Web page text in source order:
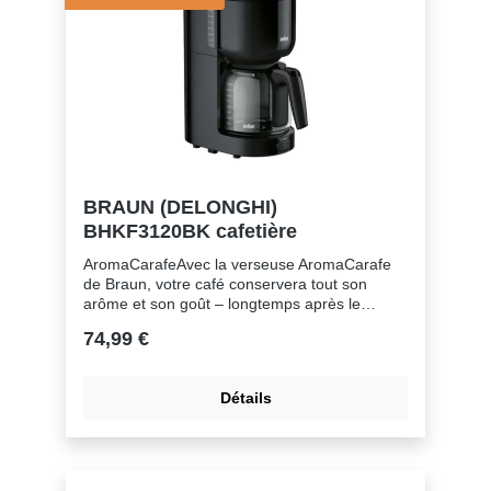
BRAUN (DELONGHI)
BHKF3120BK cafetière
AromaCarafeAvec la verseuse AromaCarafe
de Braun, votre café conservera tout son
arôme et son goût – longtemps après le
la petite ouverture du couvercle permettent de
café au goût incomparable plus longtemps
cafetière.Poignée ouverte antidérapanteUne
74,99 €
Détails